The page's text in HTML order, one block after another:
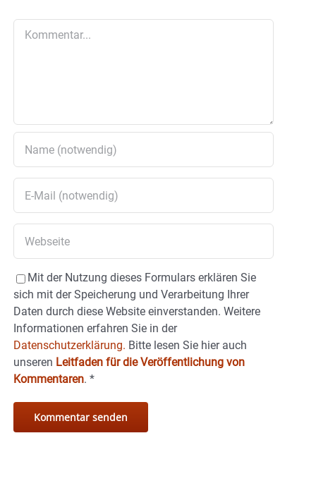
Mit der Nutzung dieses Formulars erklären Sie
sich mit der Speicherung und Verarbeitung Ihrer
Daten durch diese Website einverstanden. Weitere
Informationen erfahren Sie in der
Datenschutzerklärung. Bitte lesen Sie hier auch
unseren Leitfaden für die Veröffentlichung von
Kommentaren. *